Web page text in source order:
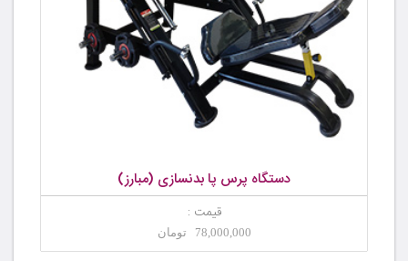
دستگاه پرس پا بدنسازی (مبارز)
قیمت :
78,000,000 تومان